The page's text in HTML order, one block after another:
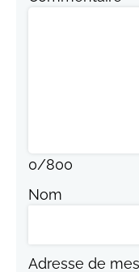
0/800
Nom
Adresse de